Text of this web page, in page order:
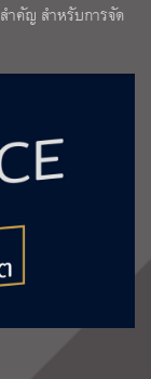
ำคัญ สำหรับการจัด